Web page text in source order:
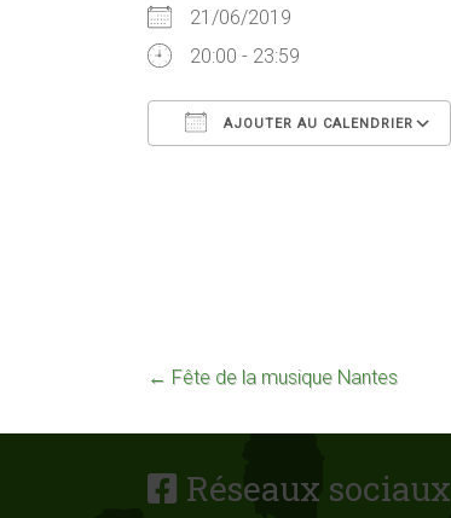
21/06/2019
20:00 - 23:59
AJOUTER AU CALENDRIER
← Fête de la musique Nantes
Réseaux sociaux